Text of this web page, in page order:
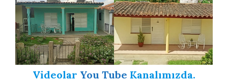
Videolar You Tube Kanalımızda.